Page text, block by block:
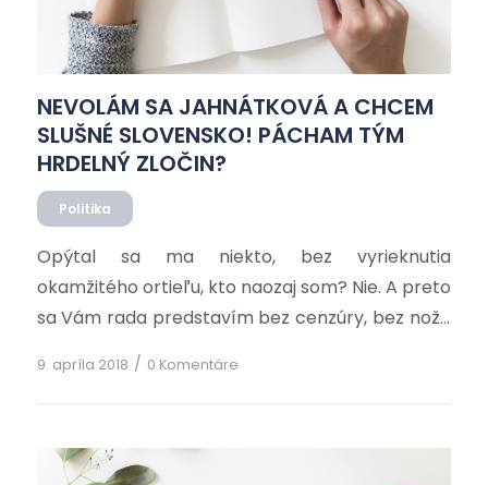
Politika
NEVOLÁM SA JAHNÁTKOVÁ A CHCEM
SLUŠNÉ SLOVENSKO! PÁCHAM TÝM
HRDELNÝ ZLOČIN?
Opýtal sa ma niekto, bez vyrieknutia
okamžitého ortieľu, kto naozaj som? Nie. A preto
sa Vám rada predstavím bez cenzúry, bez noža
na krku. Slušne a pokojne. Volám sa Magda
Želeňáková, mám 37 rokov a za svoju najväčšiu
som nenávidela nespravodlivosť a keďže […]
9. apríla 2018 / 0 Komentáre